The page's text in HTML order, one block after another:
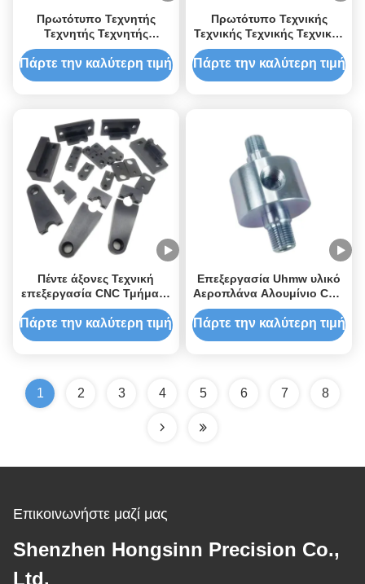
Πρωτότυπο Τεχνητής
Τεχνητής Τεχνητής
Τεχνητής Τεχνητής
Τεχνητής Τεχνητής
Τεχνητής Τεχνητής
Τεχνητής Τεχνητής
Τεχνητής Τεχνητής
Τεχνητής Τεχνητής
Τεχνητής Τεχνητικής
Τεχνητικής Τεχνητικής
Τεχνητικής Τεχνητικής
Τεχνητικής Τεχνητικής
Τεχνητικής Τεχνητικής
Πάρτε την καλύτερη τιμή
Πρωτότυπο Τεχνικής
Τεχνικής Τεχνικής Τεχνικής
Τεχνικής Τεχνικής Τεχνικής
Τεχνικής Τεχνικής
Πάρτε την καλύτερη τιμή
Πέντε άξονες Τεχνική
επεξεργασία CNC Τμήματα
αλεύρις Εισαγωγείς
Τμήματα αλεύρις Cnc
Πρωτότυπο Χαλκός Ατσάλι
Πάρτε την καλύτερη τιμή
Επεξεργασία Uhmw υλικό
Αεροπλάνα Αλουμίνιο CNC
Επεξεργασία Πρωτότυπο
Πάρτε την καλύτερη τιμή
1 2 3 4 5 6 7 8
Επικοινωνήστε μαζί μας
Shenzhen Hongsinn Precision Co.,
Ltd.